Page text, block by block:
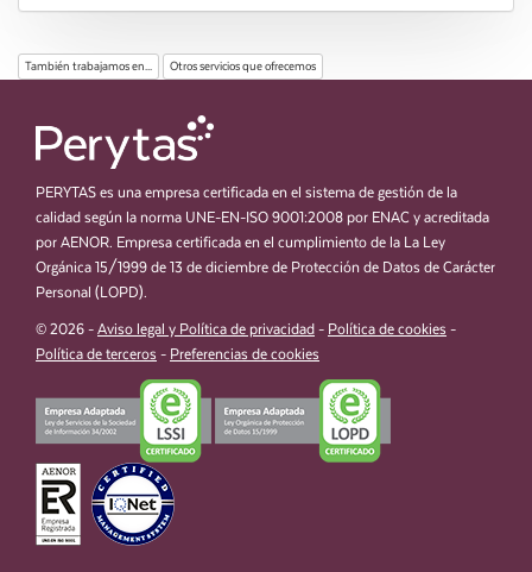
También trabajamos en... Otros servicios que ofrecemos
PERYTAS es una empresa certificada en el sistema de gestión de la
calidad según la norma UNE-EN-ISO 9001:2008 por ENAC y acreditada
por AENOR. Empresa certificada en el cumplimiento de la La Ley
Orgánica 15/1999 de 13 de diciembre de Protección de Datos de Carácter
Personal (LOPD).
© 2026 - Aviso legal y Política de privacidad - Política de cookies -
Política de terceros - Preferencias de cookies